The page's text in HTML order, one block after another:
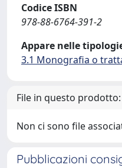
Codice ISBN
978-88-6764-391-2
Appare nelle
3.1 Monografia o
File in questo prodotto:
Non ci sono file
Pubblicazioni